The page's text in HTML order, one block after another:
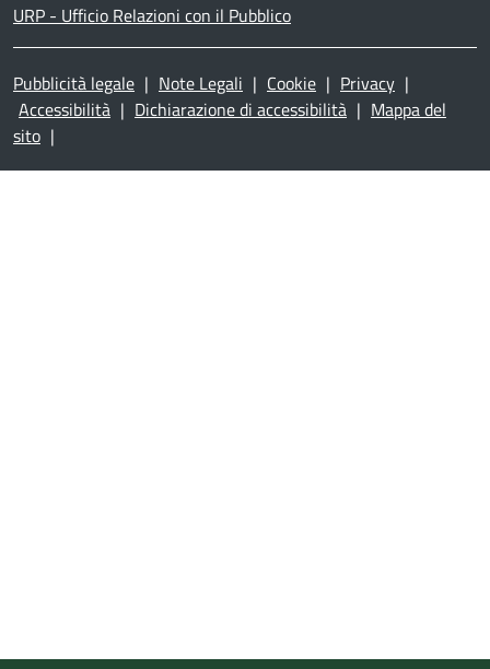
URP - Ufficio Relazioni con il Pubblico
Pubblicità legale | Note Legali | Cookie | Privacy |
Accessibilità | Dichiarazione di accessibilità | Mappa del
sito |